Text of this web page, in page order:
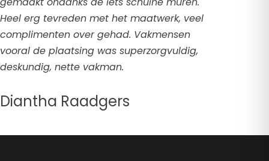
Heel erg tevreden met het maatwerk, veel
complimenten over gehad. Vakmensen
vooral de plaatsing was superzorgvuldig,
deskundig, nette vakman.
Diantha Raadgers